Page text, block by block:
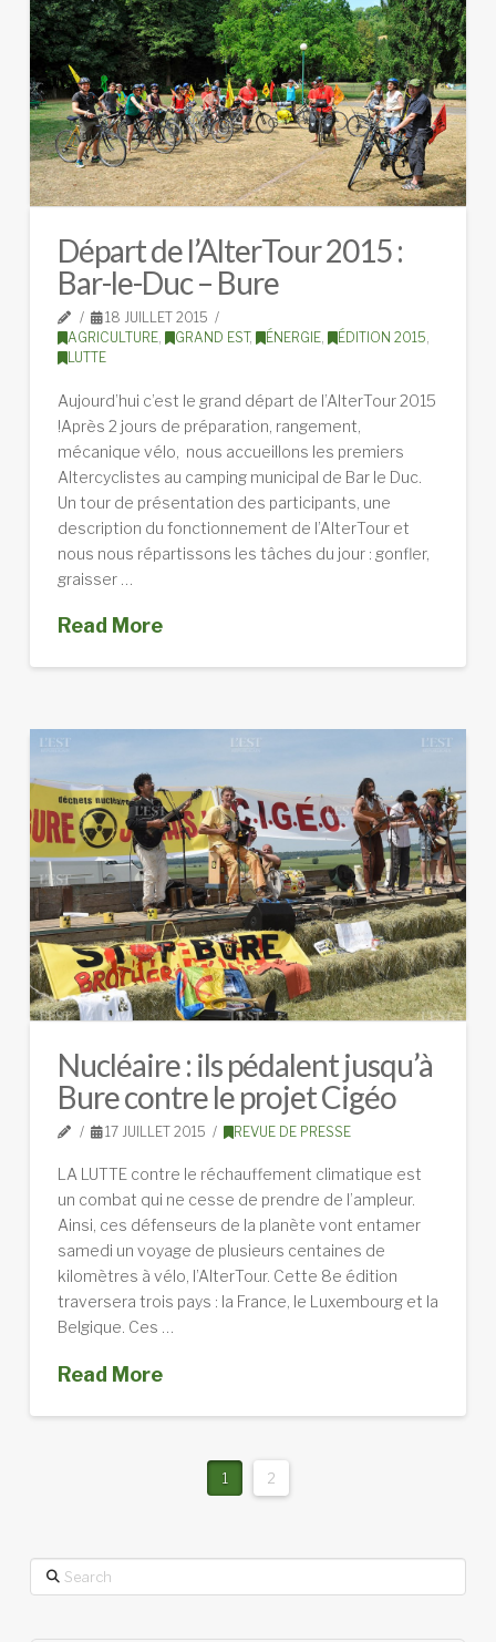
Départ de l’AlterTour 2015 :
Bar-le-Duc – Bure
18 JUILLET 2015
AGRICULTURE, GRAND EST, ÉNERGIE, ÉDITION 2015,
LUTTE
Aujourd’hui c’est le grand départ de l’AlterTour 2015
!Après 2 jours de préparation, rangement,
mécanique vélo, nous accueillons les premiers
Altercyclistes au camping municipal de Bar le Duc.
Un tour de présentation des participants, une
description du fonctionnement de l’AlterTour et
nous nous répartissons les tâches du jour : gonfler,
graisser …
Read More
Nucléaire : ils pédalent jusqu’à
Bure contre le projet Cigéo
17 JUILLET 2015 REVUE DE PRESSE
LA LUTTE contre le réchauffement climatique est
un combat qui ne cesse de prendre de l’ampleur.
Ainsi, ces défenseurs de la planète vont entamer
samedi un voyage de plusieurs centaines de
kilomètres à vélo, l’AlterTour. Cette 8e édition
traversera trois pays : la France, le Luxembourg et la
Belgique. Ces …
Read More
1 2
Search